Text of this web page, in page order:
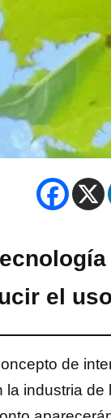
el
de
la industria de